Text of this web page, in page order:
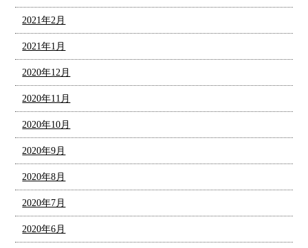
2021年2月
2021年1月
2020年12月
2020年11月
2020年10月
2020年9月
2020年8月
2020年7月
2020年6月